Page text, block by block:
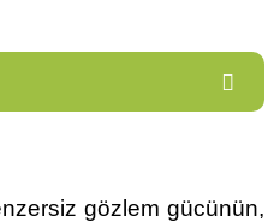
gözlem gücünün,